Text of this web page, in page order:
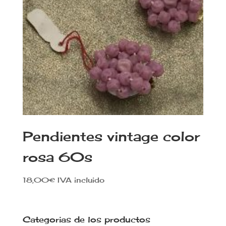
Pendientes vintage color
rosa 60s
18,00€ IVA incluido
Categorias de los productos